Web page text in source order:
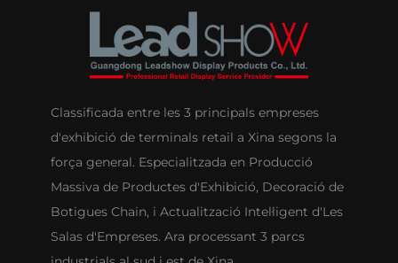
Classificada entre les 3 principals empreses
d'exhibició de terminals retail a Xina segons la
força general. Especialitzada en Producció
Massiva de Productes d'Exhibició, Decoració de
Botigues Chain, i Actualització Intel·ligent d'Les
Salas d'Empreses. Ara processant 3 parcs